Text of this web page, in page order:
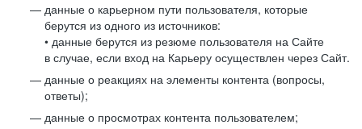
данные о карьерном пути пользователя, которые
берутся из одного из источников:
• данные берутся из резюме пользователя на Сайте
в случае, если вход на Карьеру осуществлен через Сайт.
данные о реакциях на элементы контента (вопросы,
ответы);
данные о просмотрах контента пользователем;